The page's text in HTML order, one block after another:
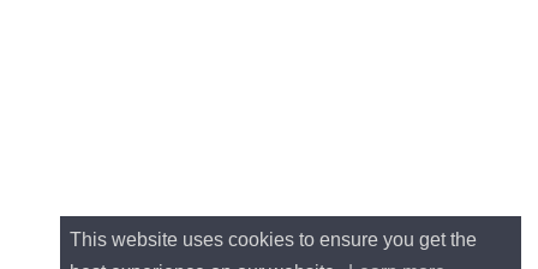
This website uses cookies to ensure you get the